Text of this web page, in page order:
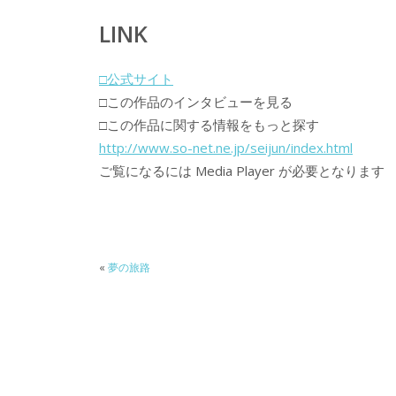
LINK
□公式サイト
□この作品のインタビューを見る
□この作品に関する情報をもっと探す
http://www.so-net.ne.jp/seijun/index.html
ご覧になるには Media Player が必要となります
« 夢の旅路